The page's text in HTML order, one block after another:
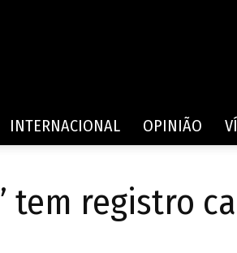
de
INTERNACIONAL OPINIÃO
tem registro